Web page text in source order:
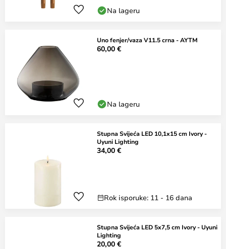
Na lageru
Uno fenjer/vaza V11.5 crna - AYTM
60,00 €
Na lageru
Stupna Svijeća LED 10,1x15 cm Ivory -
Uyuni Lighting
34,00 €
Rok isporuke: 11 - 16 dana
Stupna Svijeća LED 5x7,5 cm Ivory - Uyuni
Lighting
20,00 €